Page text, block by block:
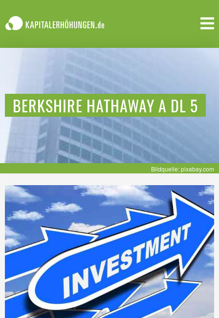
BERKSHIRE HATHAWAY A DL 5
Bildquelle: pixabay.com